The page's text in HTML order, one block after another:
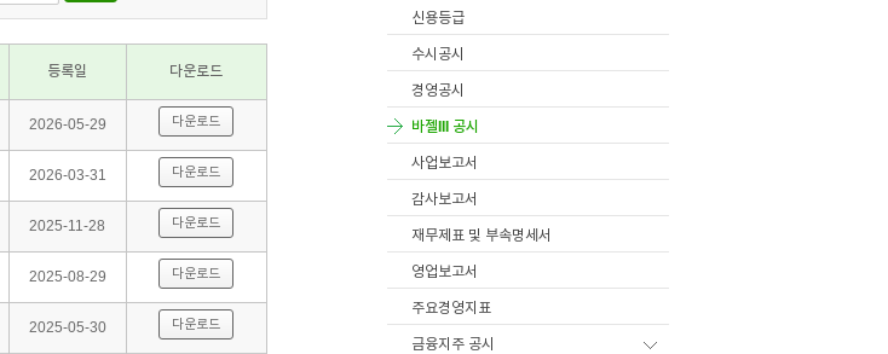
신용등급
수시공시
경영공시
바젤III 공시
사업보고서
감사보고서
재무제표 및 부속명세서
영업보고서
주요경영지표
금융지주 공시
등록일 다운로드
2026-05-29 다운로드
2026-03-31 다운로드
2025-11-28 다운로드
2025-08-29 다운로드
2025-05-30 다운로드